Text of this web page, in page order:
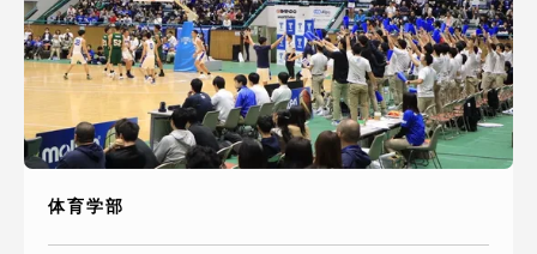
体育学部